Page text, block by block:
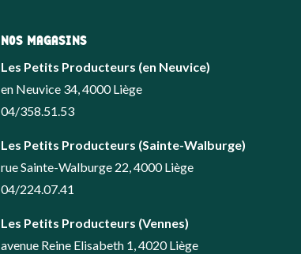
NOS MAGASINS
Les Petits Producteurs (en Neuvice)
en Neuvice 34, 4000 Liège
04/358.51.53
Les Petits Producteurs (Sainte-Walburge)
rue Sainte-Walburge 22, 4000 Liège
04/224.07.41
Les Petits Producteurs (Vennes)
avenue Reine Elisabeth 1, 4020 Liège